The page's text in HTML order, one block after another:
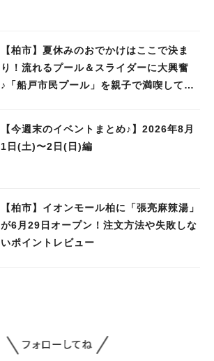
【柏市】夏休みのおでかけはここで決ま
り！流れるプール＆スライダーに大興奮
♪「船戸市民プール」を親子で満喫してき
【今週末のイベントまとめ♪】2026年8月
1日(土)〜2日(日)編
【柏市】イオンモール柏に「張亮麻辣湯」
が6月29日オープン！注文方法や失敗しな
いポイントレビュー